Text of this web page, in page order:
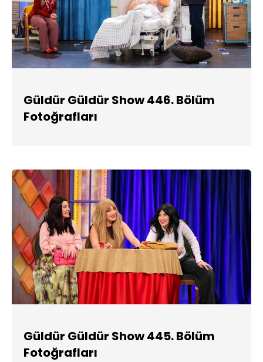
Güldür Güldür Show 446. Bölüm
Fotoğrafları
Güldür Güldür Show 445. Bölüm
Fotoğrafları